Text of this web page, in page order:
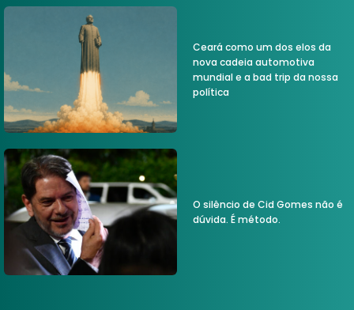
Ceará como um dos elos da
nova cadeia automotiva
mundial e a bad trip da nossa
política
O silêncio de Cid Gomes não é
dúvida. É método.